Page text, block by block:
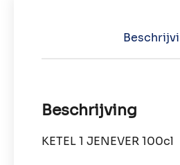
Beschrijving
KETEL 1 JENEVER 100cl